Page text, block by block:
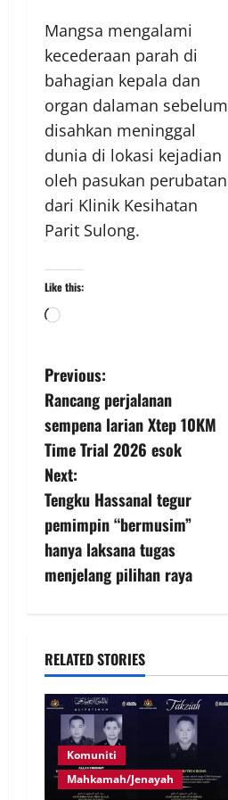
Mangsa mengalami
kecederaan parah di
bahagian kepala dan
organ dalaman sebelum
disahkan meninggal
dunia di lokasi kejadian
oleh pasukan perubatan
dari Klinik Kesihatan
Parit Sulong.
Like this:
Previous:
Rancang perjalanan
sempena larian Xtep 10KM
Time Trial 2026 esok
Next:
Tengku Hassanal tegur
pemimpin “bermusim”
hanya laksana tugas
menjelang pilihan raya
RELATED STORIES
Komuniti
Mahkamah/Jenayah